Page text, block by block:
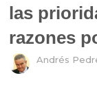
las
razones
Andrés